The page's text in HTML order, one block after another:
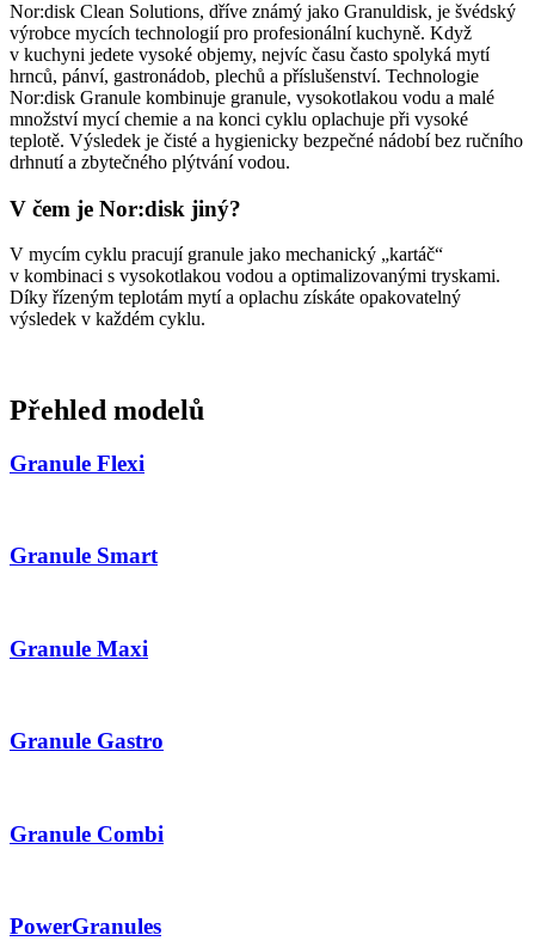
Nor:disk Clean Solutions, dříve známý jako Granuldisk, je švédský
výrobce mycích technologií pro profesionální kuchyně. Když
v kuchyni jedete vysoké objemy, nejvíc času často spolyká mytí
hrnců, pánví, gastronádob, plechů a příslušenství. Technologie
Nor:disk Granule kombinuje granule, vysokotlakou vodu a malé
množství mycí chemie a na konci cyklu oplachuje při vysoké
teplotě. Výsledek je čisté a hygienicky bezpečné nádobí bez ručního
drhnutí a zbytečného plýtvání vodou.
V čem je Nor:disk jiný?
V mycím cyklu pracují granule jako mechanický „kartáč“
v kombinaci s vysokotlakou vodou a optimalizovanými tryskami.
Díky řízeným teplotám mytí a oplachu získáte opakovatelný
výsledek v každém cyklu.
Přehled modelů
Granule Flexi
Granule Smart
Granule Maxi
Granule Gastro
Granule Combi
PowerGranules